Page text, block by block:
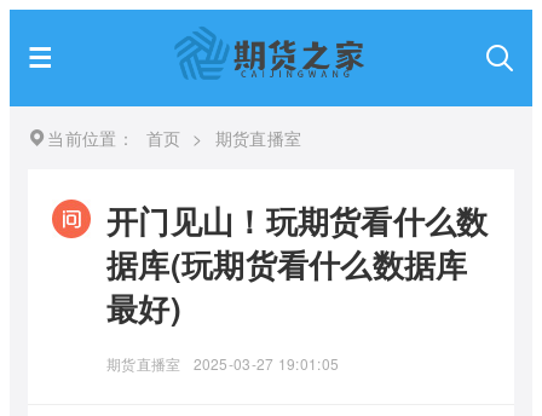
当前位置： 首页 > 期货直播室
开门见山！玩期货看什么数
据库(玩期货看什么数据库
最好)
期货直播室 2025-03-27 19:01:05